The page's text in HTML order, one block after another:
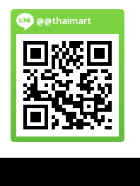
@@thaimart